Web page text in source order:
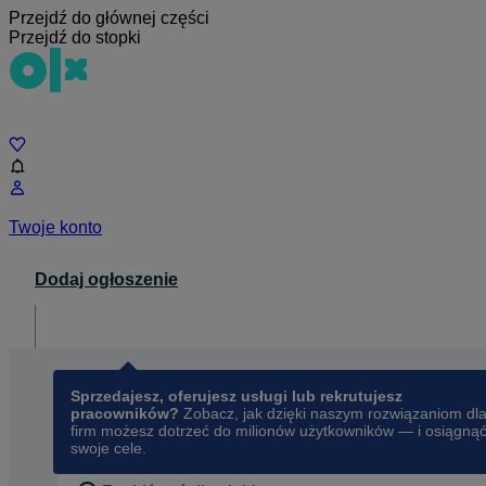
Przejdź do głównej części
Przejdź do stopki
Twoje konto
Dodaj ogłoszenie
Sprzedajesz, oferujesz usługi lub rekrutujesz
pracowników? Zobacz, jak dzięki naszym rozwiązaniom dla
firm możesz dotrzeć do milionów użytkowników — i osiągnąć
swoje cele.